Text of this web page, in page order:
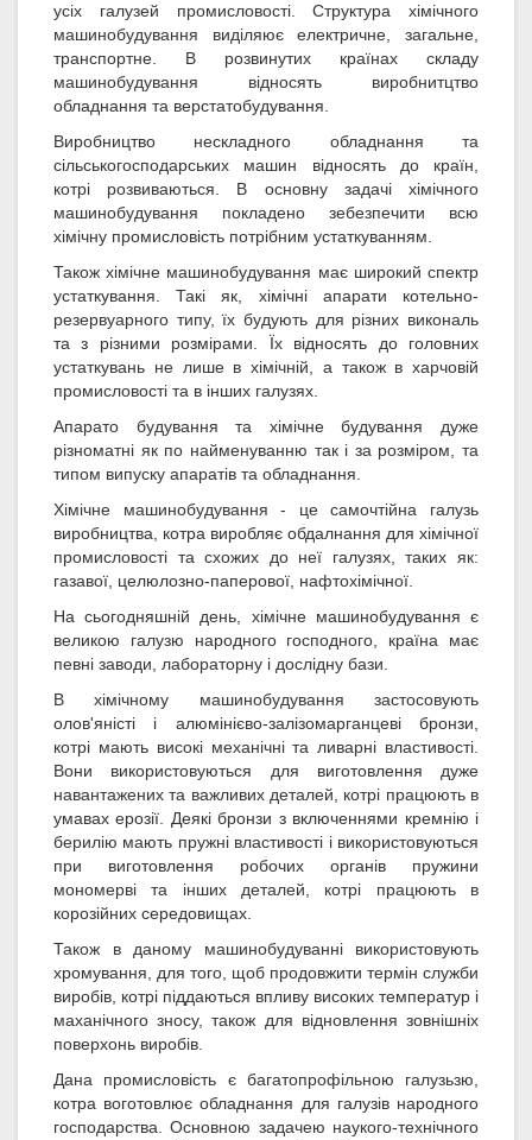
усіх галузей промисловості. Структура хімічного
машинобудування виділяює електричне, загальне,
транспортне. В розвинутих країнах складу
машинобудування відносять виробнитцтво
обладнання та верстатобудування.
Виробництво нескладного обладнання та
сільськогосподарських машин відносять до країн,
котрі розвиваються. В основну задачі хімічного
машинобудування покладено зебезпечити всю
хімічну промисловість потрібним устаткуванням.
Також хімічне машинобудування має широкий спектр
устаткування. Такі як, хімічні апарати котельно-
резервуарного типу, їх будують для різних викональ
та з різними розмірами. Їх відносять до головних
устаткувань не лише в хімічній, а також в харчовій
промисловості та в інших галузях.
Апарато будування та хімічне будування дуже
різноматні як по найменуванню так і за розміром, та
типом випуску апаратів та обладнання.
Хімічне машинобудування - це самочтійна галузь
виробництва, котра виробляє обдалнання для хімічної
промисловості та схожих до неї галузях, таких як:
газавої, целюлозно-паперової, нафтохімічної.
На сьогодняшній день, хімічне машинобудування є
великою галузю народного господного, країна має
певні заводи, лабораторну і дослідну бази.
В хімічному машинобудування застосовують
олов'яністі і алюмінієво-залізомарганцеві бронзи,
котрі мають високі механічні та ливарні властивості.
Вони використовуються для виготовлення дуже
навантажених та важливих деталей, котрі працюють в
умавах ерозії. Деякі бронзи з включеннями кремнію і
берилію мають пружні властивості і використовуються
при виготовлення робочих органів пружини
мономерві та інших деталей, котрі працюють в
корозійних середовищах.
Також в даному машинобудуванні використовують
хромування, для того, щоб продовжити термін служби
виробів, котрі піддаються впливу високих температур і
маханічного зносу, також для відновлення зовнішніх
поверхонь виробів.
Дана промисловість є багатопрофільною галузьзю,
котра воготовлює обладнання для галузів народного
господарства. Основною задачею наукого-технічного